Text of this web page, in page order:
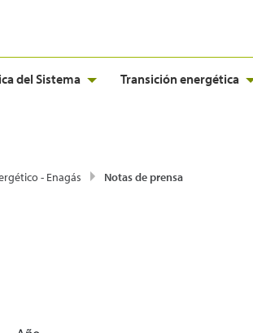
del Sistema Transición energética
- Enagás Notas de prensa